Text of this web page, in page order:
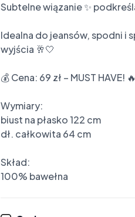
Subtelne wiązanie ✨
Idealna do jeansów, spodni i
wyjścia 🥂🤍
💰 Cena: 69 zł – MUST HAVE! 🔥
Wymiary:
biust na płasko 122 cm
dł. całkowita 64 cm
Skład:
100% bawełna